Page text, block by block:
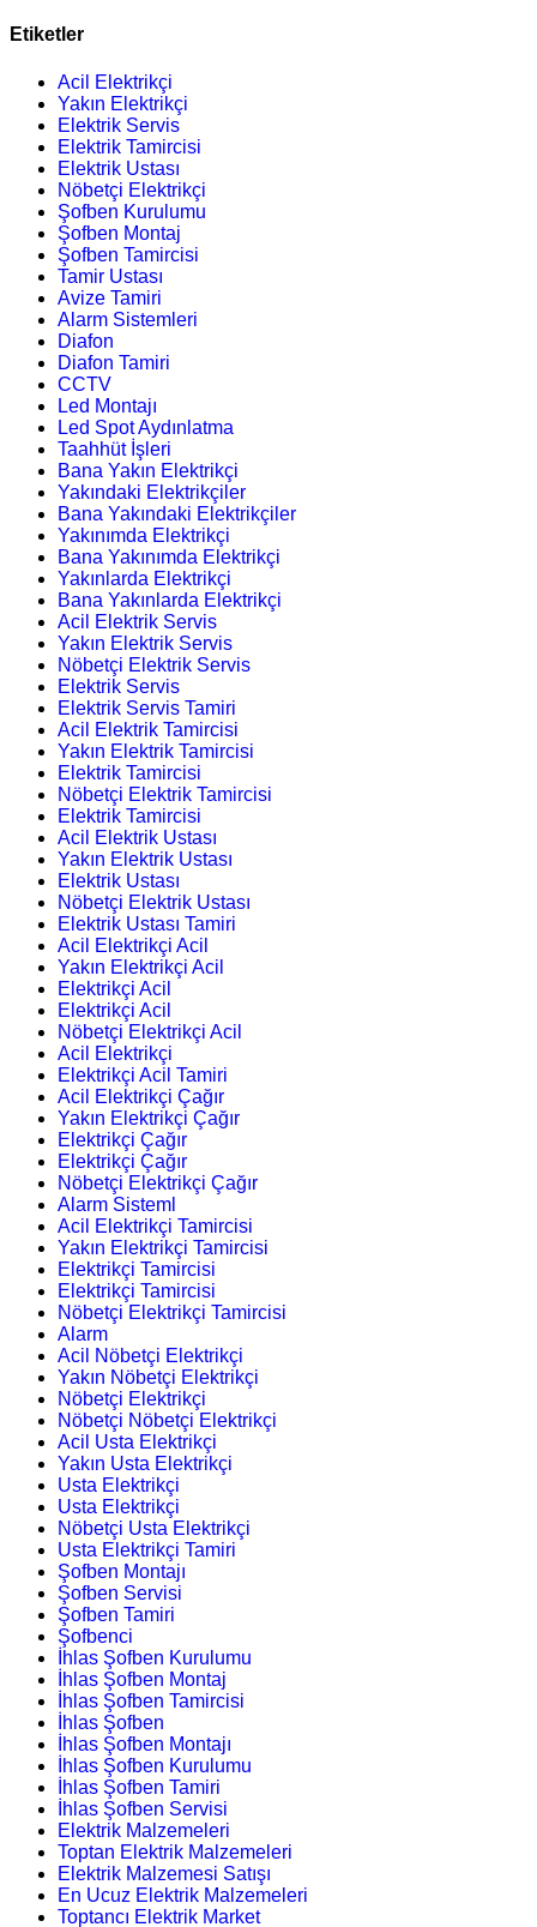
Etiketler
Acil Elektrikçi
Yakın Elektrikçi
Elektrik Servis
Elektrik Tamircisi
Elektrik Ustası
Nöbetçi Elektrikçi
Şofben Kurulumu
Şofben Montaj
Şofben Tamircisi
Tamir Ustası
Avize Tamiri
Alarm Sistemleri
Diafon
Diafon Tamiri
CCTV
Led Montajı
Led Spot Aydınlatma
Taahhüt İşleri
Bana Yakın Elektrikçi
Yakındaki Elektrikçiler
Bana Yakındaki Elektrikçiler
Yakınımda Elektrikçi
Bana Yakınımda Elektrikçi
Yakınlarda Elektrikçi
Bana Yakınlarda Elektrikçi
Acil Elektrik Servis
Yakın Elektrik Servis
Nöbetçi Elektrik Servis
Elektrik Servis
Elektrik Servis Tamiri
Acil Elektrik Tamircisi
Yakın Elektrik Tamircisi
Elektrik Tamircisi
Nöbetçi Elektrik Tamircisi
Elektrik Tamircisi
Acil Elektrik Ustası
Yakın Elektrik Ustası
Elektrik Ustası
Nöbetçi Elektrik Ustası
Elektrik Ustası Tamiri
Acil Elektrikçi Acil
Yakın Elektrikçi Acil
Elektrikçi Acil
Elektrikçi Acil
Nöbetçi Elektrikçi Acil
Acil Elektrikçi
Elektrikçi Acil Tamiri
Acil Elektrikçi Çağır
Yakın Elektrikçi Çağır
Elektrikçi Çağır
Elektrikçi Çağır
Nöbetçi Elektrikçi Çağır
Alarm Sisteml
Acil Elektrikçi Tamircisi
Yakın Elektrikçi Tamircisi
Elektrikçi Tamircisi
Elektrikçi Tamircisi
Nöbetçi Elektrikçi Tamircisi
Alarm
Acil Nöbetçi Elektrikçi
Yakın Nöbetçi Elektrikçi
Nöbetçi Elektrikçi
Nöbetçi Nöbetçi Elektrikçi
Acil Usta Elektrikçi
Yakın Usta Elektrikçi
Usta Elektrikçi
Usta Elektrikçi
Nöbetçi Usta Elektrikçi
Usta Elektrikçi Tamiri
Şofben Montajı
Şofben Servisi
Şofben Tamiri
Şofbenci
İhlas Şofben Kurulumu
İhlas Şofben Montaj
İhlas Şofben Tamircisi
İhlas Şofben
İhlas Şofben Montajı
İhlas Şofben Kurulumu
İhlas Şofben Tamiri
İhlas Şofben Servisi
Elektrik Malzemeleri
Toptan Elektrik Malzemeleri
Elektrik Malzemesi Satışı
En Ucuz Elektrik Malzemeleri
Toptancı Elektrik Market